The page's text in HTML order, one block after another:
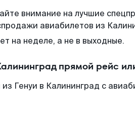
внимание на лучшие
авиабилетов из
на неделе, а не в выходные.
прямой рейс
Генуи в Калининград с